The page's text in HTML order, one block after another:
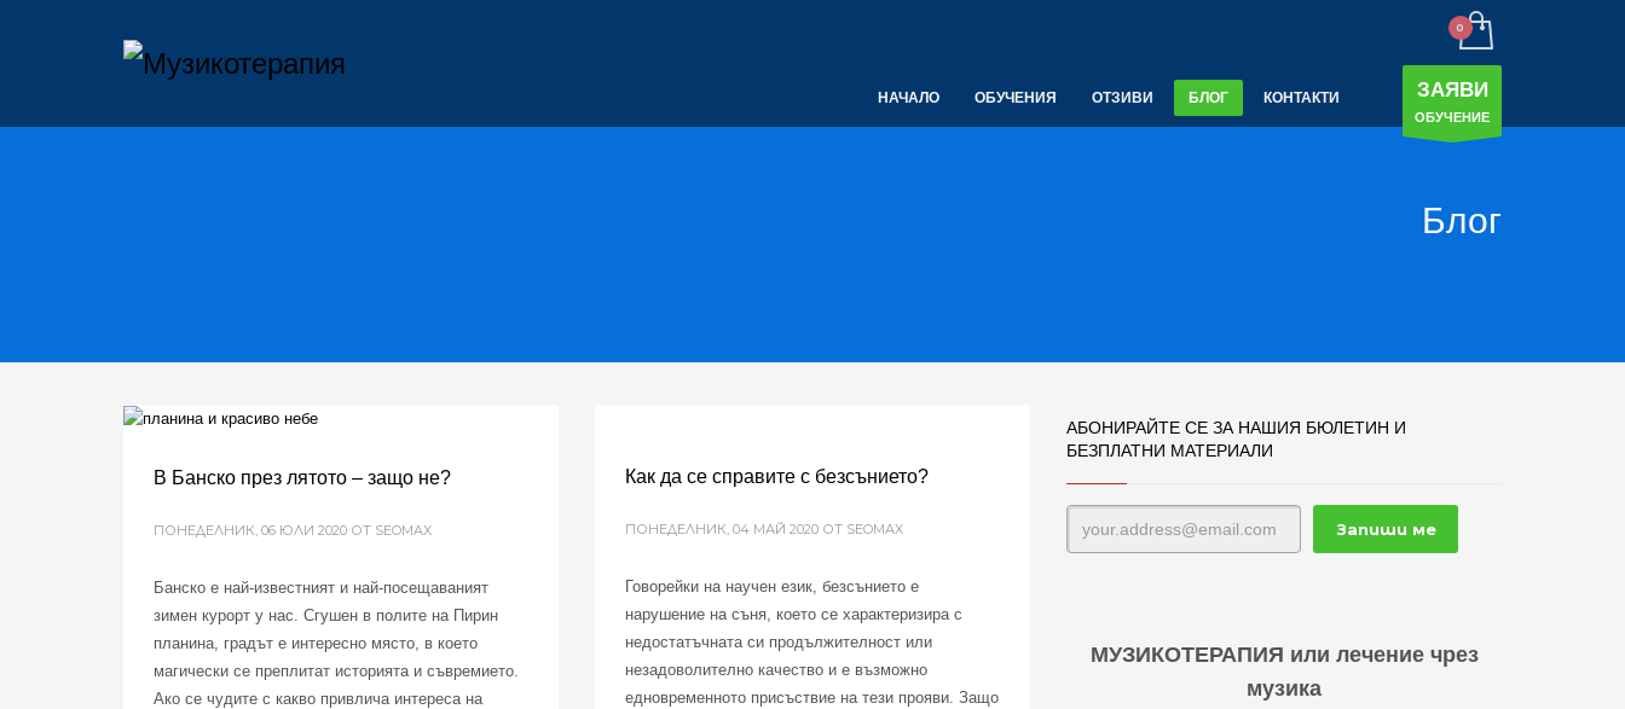
НАЧАЛО ОБУЧЕНИЯ ОТЗИВИ БЛОГ КОНТАКТИ ЗАЯВИ
ОБУЧЕНИЕ
Блог
В Банско през лятото – защо не?
ПОНЕДЕЛНИК, 06 ЮЛИ 2020 ОТ SEOMAX
Банско е най-известният и най-посещаваният
зимен курорт у нас. Сгушен в полите на Пирин
планина, градът е интересно място, в което
магически се преплитат историята и съвремието.
Ако се чудите с какво привлича интереса на
Как да се справите с безсънието?
ПОНЕДЕЛНИК, 04 МАЙ 2020 ОТ SEOMAX
Говорейки на научен език, безсънието е
нарушение на съня, което се характеризира с
недостатъчната си продължителност или
незадоволително качество и е възможно
едновременното присъствие на тези прояви. Защо
АБОНИРАЙТЕ СЕ ЗА НАШИЯ БЮЛЕТИН И
БЕЗПЛАТНИ МАТЕРИАЛИ
МУЗИКОТЕРАПИЯ или лечение чрез
музика